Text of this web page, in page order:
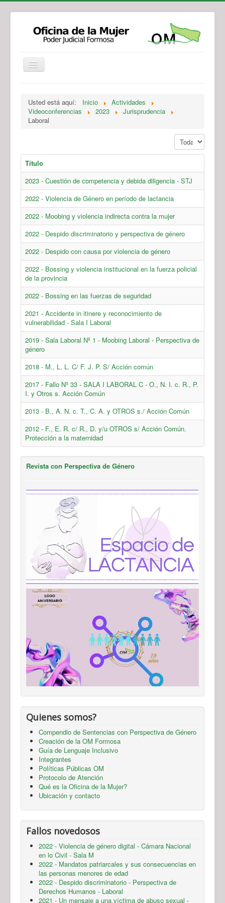
Legislación
Novedades
Recursos y Servicios de Atención
Usted está aquí: Inicio
Actividades
Videoconferencias
2023
Jurisprudencia
Laboral
Mostrar #
Título
2023 - Cuestión de competencia y debida diligencia - STJ
2022 - Violencia de Género en período de lactancia
2022 - Moobing y violencia indirecta contra la mujer
2022 - Despido discriminatorio y perspectiva de género
2022 - Despido con causa por violencia de género
2022 - Bossing y violencia institucional en la fuerza policial
de la provincia
2022 - Bossing en las fuerzas de seguridad
2021 - Accidente in itinere y reconocimiento de
vulnerabilidad - Sala I Laboral
2019 - Sala Laboral Nº 1 - Moobing Laboral - Perspectiva de
género
2018 - M., L. L. C/ F. J. P. S/ Acción común
2017 - Fallo Nº 33 - SALA I LABORAL C - O., N. I. c. R., P.
I. y Otros s. Acción Común
2013 - B., A. N. c. T., C. A. y OTROS s./ Acción Común
2012 - F., E. R. c/ R., D. y/u OTROS s/ Acción Común.
Protección a la maternidad
Revista con Perspectiva de Género
Quienes somos?
Compendio de Sentencias con Perspectiva de Género
Creación de la OM Formosa
Guía de Lenguaje Inclusivo
Integrantes
Políticas Públicas OM
Protocolo de Atención
Qué es la Oficina de la Mujer?
Ubicación y contacto
Fallos novedosos
2022 - Violencia de género digital - Cámara Nacional
en lo Civil - Sala M
2022 - Mandatos patriarcales y sus consecuencias en
las personas menores de edad
2022 - Despido discriminatorio - Perspectiva de
Derechos Humanos - Laboral
2021 - Un mensaje a una víctima de abuso sexual -